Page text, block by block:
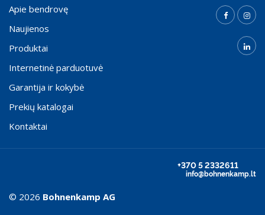
Apie bendrovę
Naujienos
Produktai
Internetinė parduotuvė
Garantija ir kokybė
Prekių katalogai
Kontaktai
+370 5 2332611
info@bohnenkamp.lt
© 2026 Bohnenkamp AG